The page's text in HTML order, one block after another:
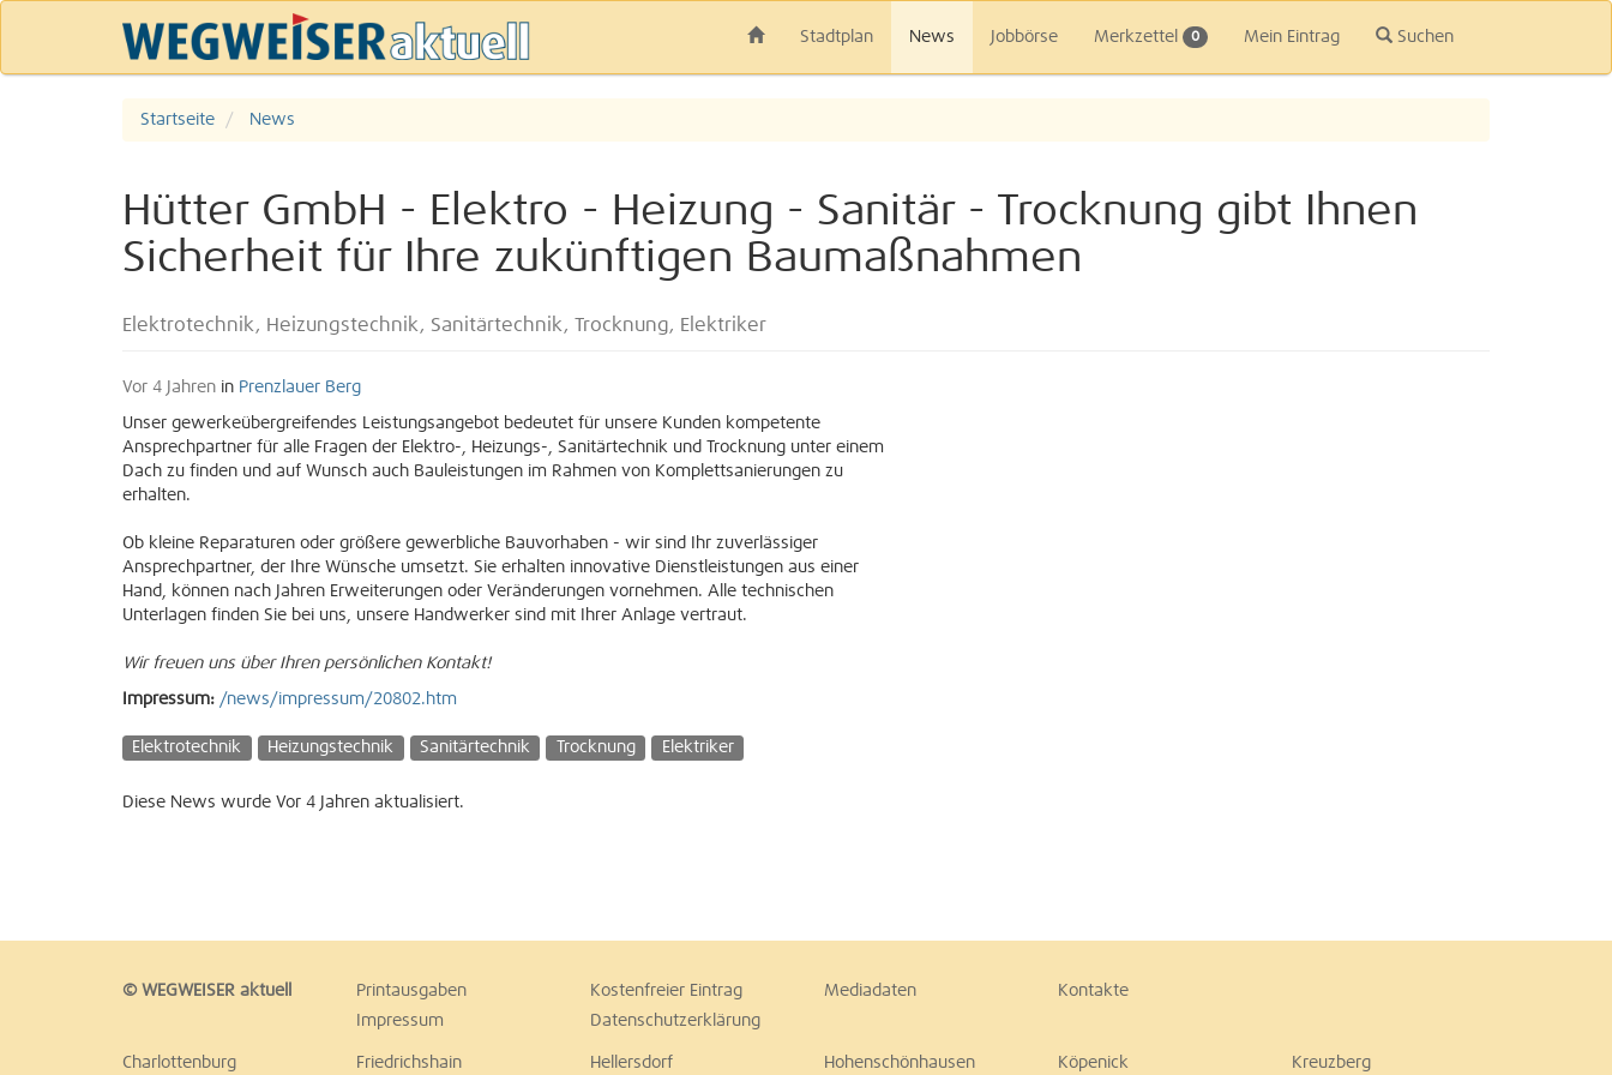
Stadtplan News Jobbörse Merkzettel 0 Mein Eintrag Suchen
Startseite News
Hütter GmbH - Elektro - Heizung - Sanitär - Trocknung gibt Ihnen
Sicherheit für Ihre zukünftigen Baumaßnahmen
Elektrotechnik, Heizungstechnik, Sanitärtechnik, Trocknung, Elektriker
Vor 4 Jahren in Prenzlauer Berg
Unser gewerkeübergreifendes Leistungsangebot bedeutet für unsere Kunden kompetente
Ansprechpartner für alle Fragen der Elektro-, Heizungs-, Sanitärtechnik und Trocknung unter einem
Dach zu finden und auf Wunsch auch Bauleistungen im Rahmen von Komplettsanierungen zu
erhalten.
Ob kleine Reparaturen oder größere gewerbliche Bauvorhaben - wir sind Ihr zuverlässiger
Ansprechpartner, der Ihre Wünsche umsetzt. Sie erhalten innovative Dienstleistungen aus einer
Hand, können nach Jahren Erweiterungen oder Veränderungen vornehmen. Alle technischen
Unterlagen finden Sie bei uns, unsere Handwerker sind mit Ihrer Anlage vertraut.
Wir freuen uns über Ihren persönlichen Kontakt!
Impressum: /news/impressum/20802.htm
Elektrotechnik Heizungstechnik Sanitärtechnik Trocknung Elektriker
Diese News wurde Vor 4 Jahren aktualisiert.
© WEGWEISER aktuell Printausgaben Kostenfreier Eintrag Mediadaten
Kontakte
Impressum
Datenschutzerklärung
Charlottenburg Friedrichshain Hellersdorf Hohenschönhausen Köpenick Kreuzberg